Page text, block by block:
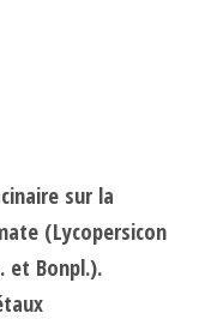
sur la
(Lycopersicon
et Bonpl.).